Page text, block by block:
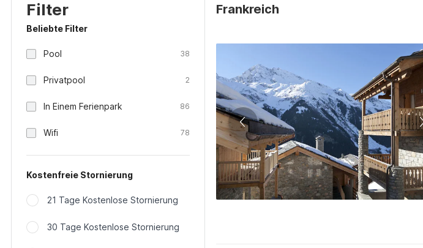
Filter
Beliebte Filter
Pool 38
Privatpool 2
In Einem Ferienpark 86
Wifi 78
Kostenfreie Stornierung
21 Tage Kostenlose Stornierung
30 Tage Kostenlose Stornierung
Frankreich